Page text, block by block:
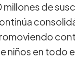
millones de
niños en todo